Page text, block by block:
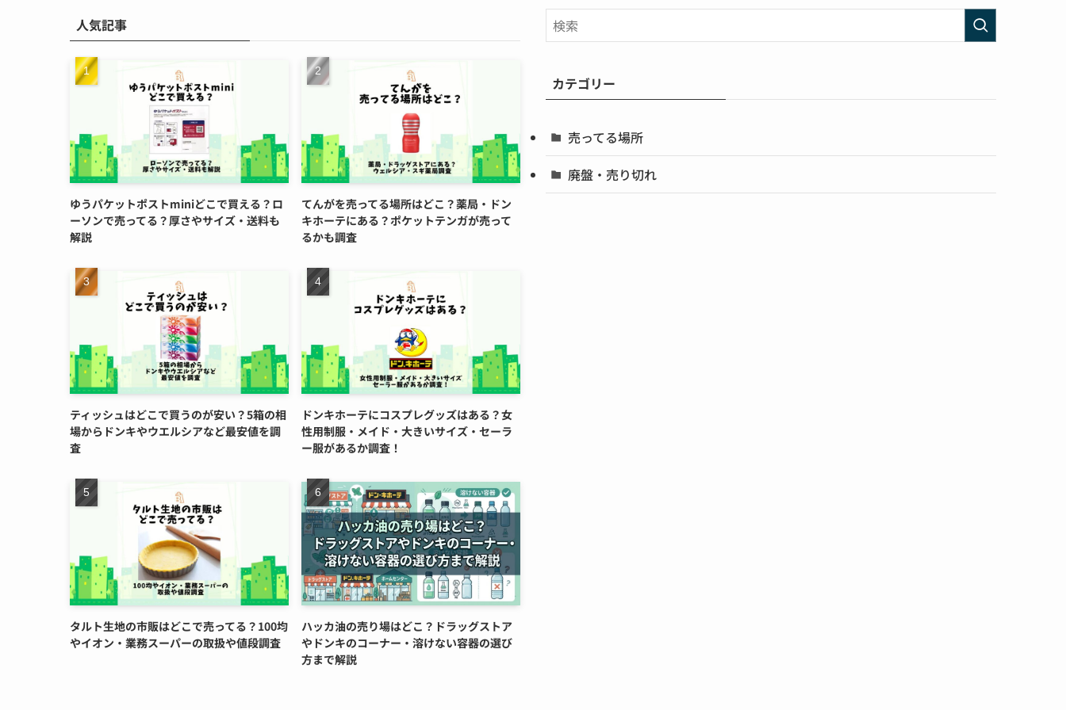
人気記事
ゆうパケットポストminiどこで買える？ロ
ーソンで売ってる？厚さやサイズ・送料も
解説
てんがを売ってる場所はどこ？薬局・ドン
キホーテにある？ポケットテンガが売って
るかも調査
ティッシュはどこで買うのが安い？5箱の相
場からドンキやウエルシアなど最安値を調
査
ドンキホーテにコスプレグッズはある？女
性用制服・メイド・大きいサイズ・セーラ
ー服があるか調査！
タルト生地の市販はどこで売ってる？100均
やイオン・業務スーパーの取扱や値段調査
ハッカ油の売り場はどこ？ドラッグストア
やドンキのコーナー・溶けない容器の選び
方まで解説
カテゴリー
売ってる場所
廃盤・売り切れ